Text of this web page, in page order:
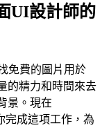
UI設計師的
免費的圖片用於
的精力和時間來去
景。現在
完成這項工作，為